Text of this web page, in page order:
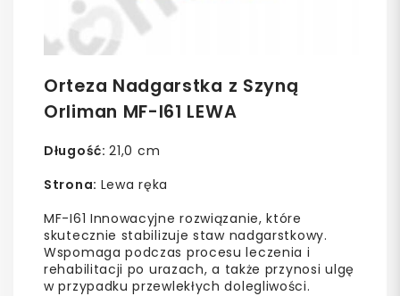
Orteza Nadgarstka z Szyną
Orliman MF-I61 LEWA
Długość:21,0 cm
Strona: Lewa ręka
MF-I61 Innowacyjne rozwiązanie, które
skutecznie stabilizuje staw nadgarstkowy.
Wspomaga podczas procesu leczenia i
rehabilitacji po urazach, a także przynosi ulgę
w przypadku przewlekłych dolegliwości.